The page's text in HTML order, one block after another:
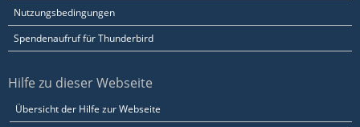
Nutzungsbedingungen
Spendenaufruf für Thunderbird
Hilfe zu dieser Webseite
Übersicht der Hilfe zur Webseite